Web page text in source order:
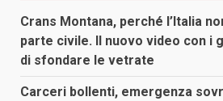
Crans Montana, perché l’Italia
parte civile. Il nuovo video con i
di sfondare le vetrate
Carceri bollenti, emergenza